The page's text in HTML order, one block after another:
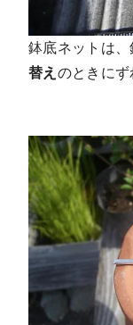
鉢底ネットは
替え のときにず